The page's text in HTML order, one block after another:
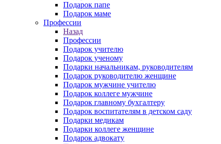
Подарок папе
Подарок маме
Профессии
Назад
Профессии
Подарок учителю
Подарок ученому
Подарки начальникам, руководителям
Подарок руководителю женщине
Подарок мужчине учителю
Подарок коллеге мужчине
Подарок главному бухгалтеру
Подарок воспитателям в детском саду
Подарки медикам
Подарки коллеге женщине
Подарок адвокату